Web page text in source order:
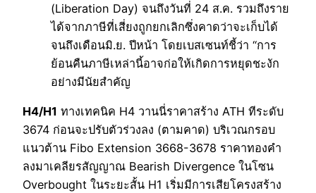
(Liberation Day) จนถึงวันที่ 24 ส.ค. รวมถึงราย
ได้จากภาษีที่เสี่ยงถูกยกเลิกซึ่งคาดว่าจะเก็บได้
จนถึงเดือนมิ.ย. ปีหน้า โดยเบสเซนท์ชี้ว่า “การ
ย้อนคืนภาษีเหล่านี้อาจก่อให้เกิดการหยุดชะงัก
อย่างมีนัยสำคัญ
H4/H1 ทางเทคนิค H4 วานนี่ราคาสร้าง ATH ทีระดับ
3674 ก่อนจะปรับตัวร่วงลง (ตามคาด) บริเวณกรอบ
แนวต้าน Fibo Extension 3668-3678 ราคาทองคำ
ลงมาเคลียรสัญญาณ Bearish Divergence ในโซน
Overbought ในระยะสั้น H1 เริ่มมีการเสียโครงสร้าง